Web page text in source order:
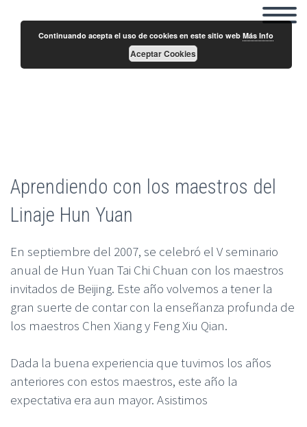
V Seminario con los maestros Chen Xiang y
Aprendiendo con los maestros del
Linaje Hun Yuan
En septiembre del 2007, se celebró el V seminario
anual de Hun Yuan Tai Chi Chuan con los maestros
invitados de Beijing. Este año volvemos a tener la
gran suerte de contar con la enseñanza profunda de
los maestros Chen Xiang y Feng Xiu Qian.
Dada la buena experiencia que tuvimos los años
anteriores con estos maestros, este año la
expectativa era aun mayor. Asistimos
Continuando acepta el uso de cookies en este sitio webMás Info
Aceptar Cookies